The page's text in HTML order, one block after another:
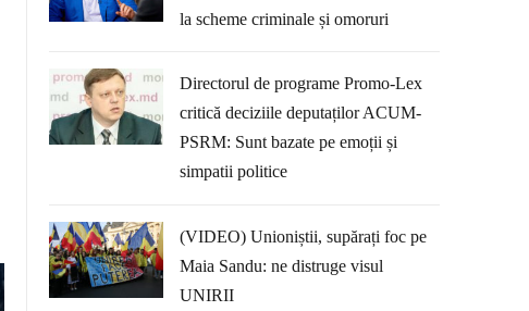
la scheme criminale și omoruri
Directorul de programe Promo-Lex
critică deciziile deputaților ACUM-
PSRM: Sunt bazate pe emoții și
simpatii politice
(VIDEO) Unioniștii, supărați foc pe
Maia Sandu: ne distruge visul
UNIRII